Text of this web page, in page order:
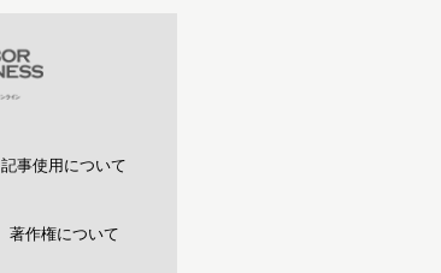
記事使用について
著作権について